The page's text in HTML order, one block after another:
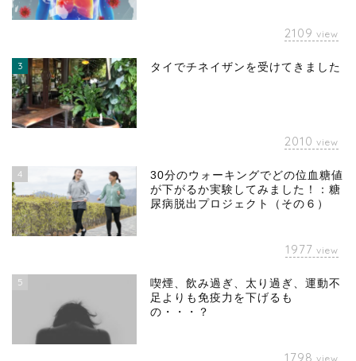
2109 view
3 タイでチネイザンを受けてきました
2010 view
4
30分のウォーキングでどの位血糖値
が下がるか実験してみました！：糖
尿病脱出プロジェクト（その６）
1977 view
5
喫煙、飲み過ぎ、太り過ぎ、運動不
足よりも免疫力を下げるも
の・・・？
1798 view